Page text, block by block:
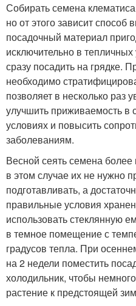
Собирать семена
но от этого зависит
посадочный материал
исключительно в
сразу посадить на грядке.
необходимо
позволяет в несколько раз
улучшить приживаемость в
условиях и повысить
заболеваниям.
Весной сеять семена более
в этом случае их не нужно
подготавливать, а
правильные условия
использовать стеклянную
в темное помещение с
градусов тепла. При
на 2 недели поместить
холодильник, чтобы
растение к предстоящей